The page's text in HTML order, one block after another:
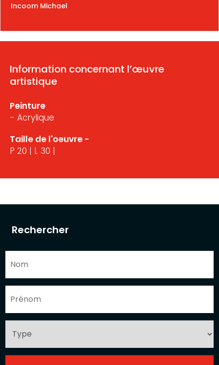
Rechercher
Incoom Michael
Information concernant l’œuvre
artistique
Peinture
- Acrylique
Taille de l'oeuvre -
P 20 | L 30 |